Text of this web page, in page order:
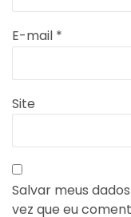
E-mail *
Site
Salvar meus
vez que eu